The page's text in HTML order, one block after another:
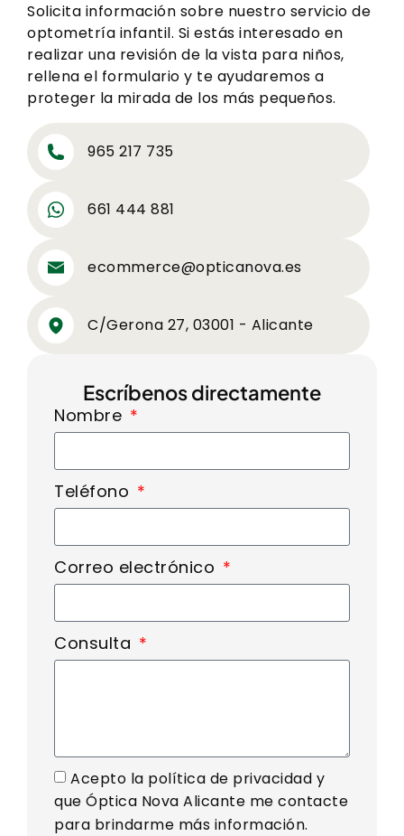
Solicita información sobre nuestro servicio de
optometría infantil. Si estás interesado en
realizar una revisión de la vista para niños,
rellena el formulario y te ayudaremos a
proteger la mirada de los más pequeños.
965 217 735
661 444 881
ecommerce@opticanova.es
C/Gerona 27, 03001 - Alicante
Escríbenos directamente
Nombre
Teléfono
Correo electrónico
Consulta
Acepto la política de privacidad y
que Óptica Nova Alicante me contacte
para brindarme más información.